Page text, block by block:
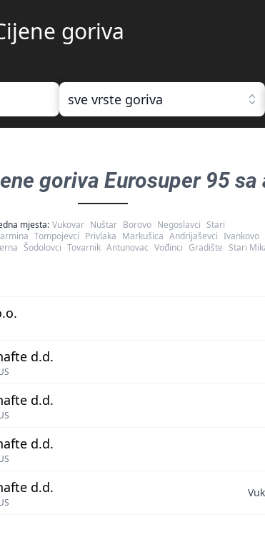
goriva
sve vrste goriva
goriva Eurosuper 95
mjesta: Vukovar Nuštar Borovo Negoslavci Stari
Tompojevci Privlaka Markušica Andrijaševci Ivankovo
Šodolovci Tovarnik Antunovac Vođinci Gradište Stari
d.d.
d.d.
d.d.
d.d.